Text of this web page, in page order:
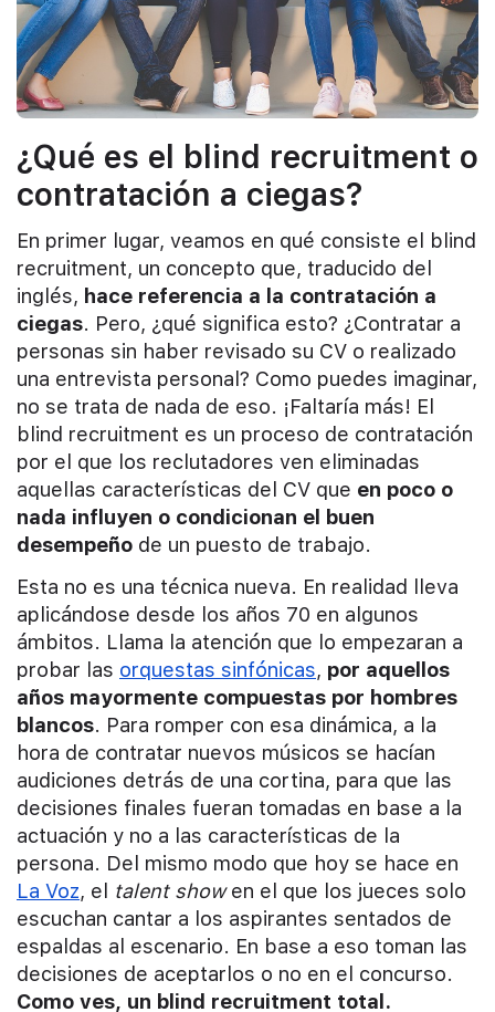
¿Qué es el blind recruitment o
contratación a ciegas?
En primer lugar, veamos en qué consiste el blind
recruitment, un concepto que, traducido del
inglés, hace referencia a la contratación a
ciegas. Pero, ¿qué significa esto? ¿Contratar a
personas sin haber revisado su CV o realizado
una entrevista personal? Como puedes imaginar,
no se trata de nada de eso. ¡Faltaría más! El
blind recruitment es un proceso de contratación
por el que los reclutadores ven eliminadas
aquellas características del CV que en poco o
nada influyen o condicionan el buen
desempeño de un puesto de trabajo.
Esta no es una técnica nueva. En realidad lleva
aplicándose desde los años 70 en algunos
ámbitos. Llama la atención que lo empezaran a
probar las orquestas sinfónicas, por aquellos
años mayormente compuestas por hombres
blancos. Para romper con esa dinámica, a la
hora de contratar nuevos músicos se hacían
audiciones detrás de una cortina, para que las
decisiones finales fueran tomadas en base a la
actuación y no a las características de la
persona. Del mismo modo que hoy se hace en
La Voz, el talent showen el que los jueces solo
escuchan cantar a los aspirantes sentados de
espaldas al escenario. En base a eso toman las
decisiones de aceptarlos o no en el concurso.
Como ves, un blind recruitment total.